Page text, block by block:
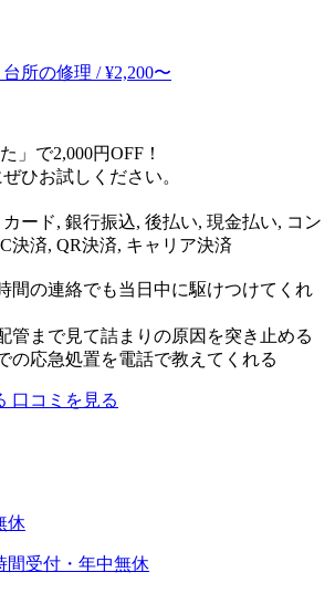
所の修理 / ¥2,200〜
」で2,000円OFF！
ひお試しください。
ード, 銀行振込, 後払い, 現金払い, コン
決済, QR決済, キャリア決済
間の連絡でも当日中に駆けつけてくれ
管まで見て詰まりの原因を突き止める
の応急処置を電話で教えてくれる
口コミを見る
休
間受付・年中無休